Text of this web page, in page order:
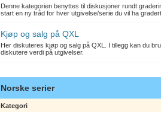
Denne kategorien benyttes til diskusjoner rundt
start en ny tråd for hver utgivelse/serie du vil ha gradert.
Kjøp og salg på QXL
Her diskuteres kjøp og salg på QXL. I tillegg kan du
diskutere verdi på utgivelser.
Norske serier
Kategori